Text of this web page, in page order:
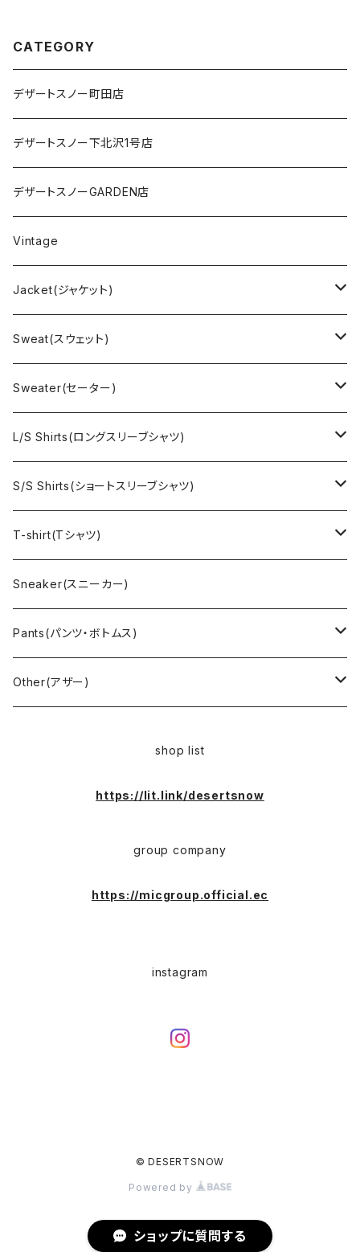
CATEGORY
デザートスノー町田店
デザートスノー下北沢1号店
デザートスノーGARDEN店
Vintage
Jacket(ジャケット)
US Military(ユーエスミリタリー)
EURO Military(ユーロミリタリー）
Ralph Laurne(ラルフローレン)
Denim jacket(デニムジャケット)
Vest(ベスト)
Outdoor(アウトドア)
Cover all(カバーオール)
Nylon Jacket(ナイロンジャケット)
Leather Jacket(レザージャケット)
Drizzler Jacket （ドリズラージャケット）
Sweat(スウェット)
Champion(チャンピオン)
Reverse Weave(リバースウィーブ)
Sports sweat(スポーツ スウェット)
Character(キャラクター)
Lee （リー）
Russell（ラッセル）
Sweater(セーター)
Ralph Lauren(ラルフローレン)
Brand(ブランド)
LACOSTE(ラコステ)
Cardigan(カーディガン)
Vest(ベスト)
Military （ミリタリー）
L/S Shirts(ロングスリーブシャツ)
Ralph Lauren(ラルフローレン)
Brooks Brothers(ブルックスブラザーズ)
Military（ミリタリー）
Euro(ヨーロッパ)
Work（ワーク）
PENDLETON（ペンドルトン）
S/S Shirts(ショートスリーブシャツ)
Ralph Lauren (ラルフローレン)
Hawaiian(ハワイアン)
Military (ミリタリー )
bowling（ボウリング）
T-shirt(Tシャツ)
Champion(チャンピオン)
Sport(スポーツ)
Harley Davidson(ハーレーダビッドソン)
Hard Rock CAFE(ハードロックカフェ)
Sneaker(スニーカー)
Pants(パンツ・ボトムス)
Carhartt,Dickies(カーハート、ディッキーズ)
Wrancher Dress Jeans(ランチャーパンツ)
Blue Denim(501,505,etc...)
Other(アザー)
shop list
https://lit.link/desertsnow
group company
https://micgroup.official.ec
instagram
© DESERTSNOW
Powered by
ショップに質問する